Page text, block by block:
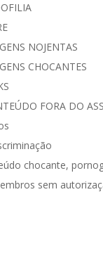
NOJENTAS
CHOCANTES
FORA DO
chocante,
sem